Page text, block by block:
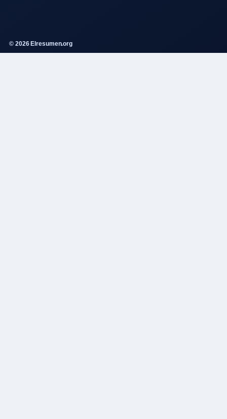
© 2026 Elresumen.org